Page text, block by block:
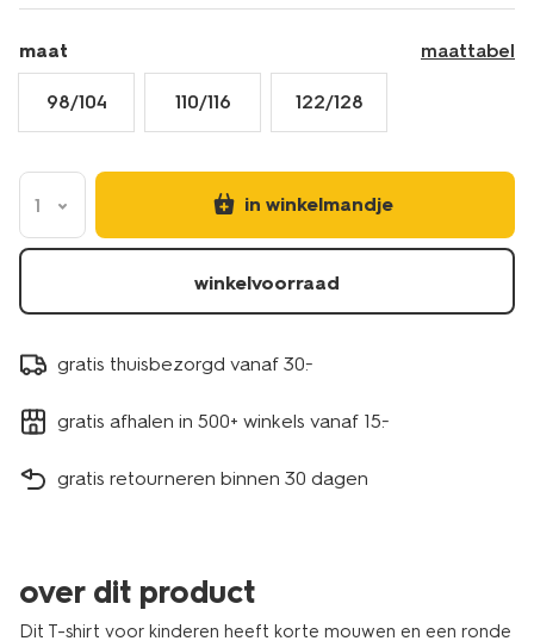
maat maattabel
98/104 110/116 122/128
1 in winkelmandje
winkelvoorraad
gratis thuisbezorgd vanaf 30.-
gratis afhalen in 500+ winkels vanaf 15.-
gratis retourneren binnen 30 dagen
over dit product
Dit T-shirt voor kinderen heeft korte mouwen en een ronde